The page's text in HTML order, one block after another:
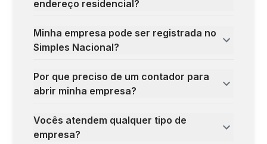
endereço residencial?
Minha empresa pode ser registrada no
Simples Nacional?
Por que preciso de um contador para
abrir minha empresa?
Vocês atendem qualquer tipo de
empresa?